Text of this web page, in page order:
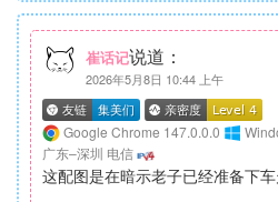
崔话记说道：
2026年5月8日 10:44 上午
Google Chrome 147.0.0.0
广东–深圳 电信
这配图是在暗示老子已经准备下